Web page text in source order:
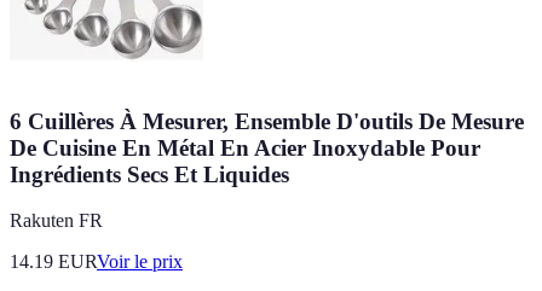
6 Cuillères À Mesurer, Ensemble D'outils De Mesure
De Cuisine En Métal En Acier Inoxydable Pour
Ingrédients Secs Et Liquides
Rakuten FR
14.19 EURVoir le prix